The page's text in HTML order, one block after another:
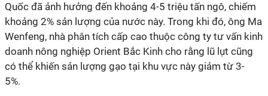
Quốc đã ảnh hưởng đến khoảng 4-5 triệu tấn ngô, chiếm
khoảng 2% sản lượng của nước này. Trong khi đó, ông Ma
Wenfeng, nhà phân tích cấp cao thuộc công ty tư vấn kinh
doanh nông nghiệp Orient Bắc Kinh cho rằng lũ lụt cũng
có thể khiến sản lượng gạo tại khu vực này giảm từ 3-
5%.